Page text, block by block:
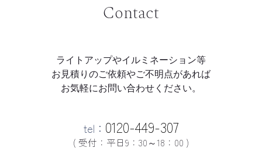
Contact
ライトアップやイルミネーション等
お見積りのご依頼やご不明点があれば
お気軽にお問い合わせください。
tel： 0120-449-307
( 受付：平日9：30～18：00 )